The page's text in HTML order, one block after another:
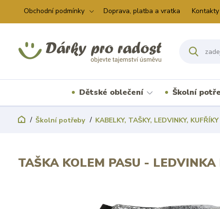
Obchodní podmínky Doprava, platba a vratka Kontakty
Dětské oblečení Školní
Školní potřeby KABELKY, TAŠKY, LEDVINKY, KUFŘÍKY
TAŠKA KOLEM PASU -